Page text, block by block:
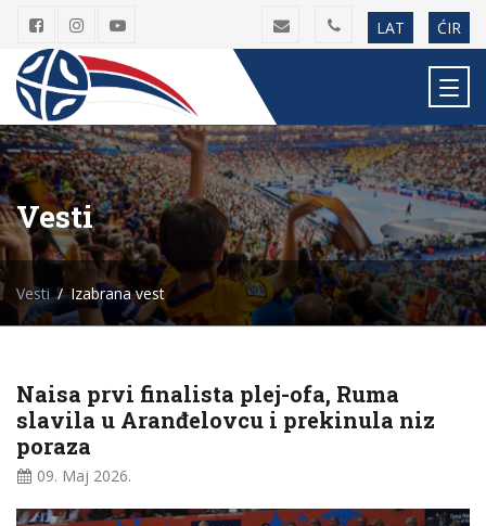
LAT ĆIR
Vesti
Vesti Izabrana vest
Naisa prvi finalista plej-ofa, Ruma
slavila u Aranđelovcu i prekinula niz
poraza
09. Maj 2026.